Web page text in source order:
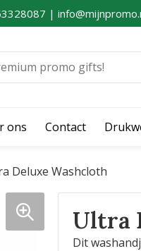
|
ons Contact
Deluxe Washcloth
Ultra
Dit